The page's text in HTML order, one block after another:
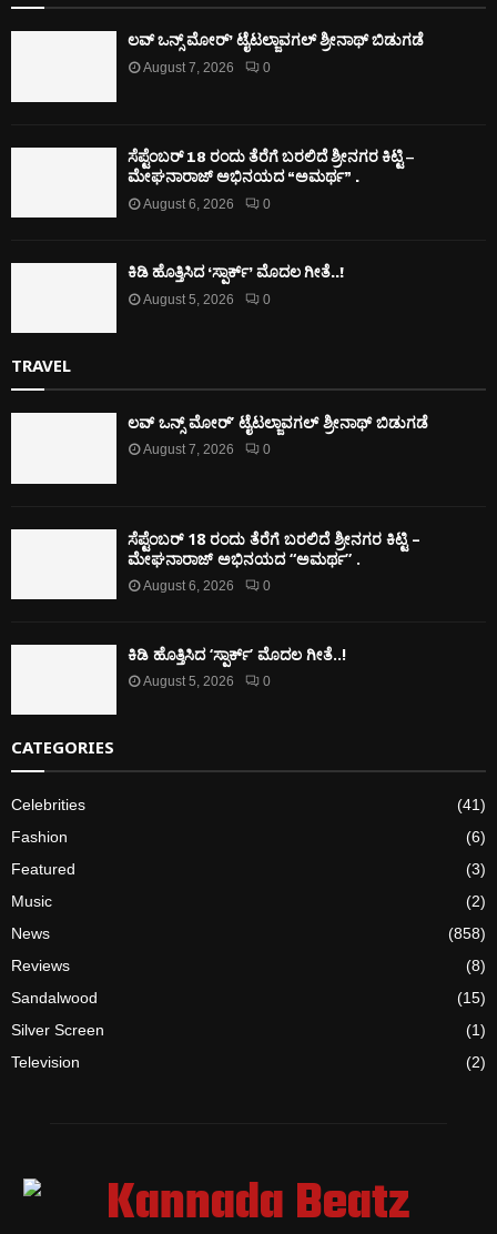
ಲವ್ ಒನ್ಸ್ ಮೋರ್’ ಟೈಟಲ್ಜಾವಗಲ್ ಶ್ರೀನಾಥ್ ಬಿಡುಗಡೆ
August 7, 2026 0
ಸೆಪ್ಟೆಂಬರ್ 18 ರಂದು ತೆರೆಗೆ ಬರಲಿದೆ ಶ್ರೀನಗರ ಕಿಟ್ಟಿ –
ಮೇಘನಾರಾಜ್ ಅಭಿನಯದ “ಅಮರ್ಥ” .
August 6, 2026 0
ಕಿಡಿ‌‌ ಹೊತ್ತಿಸಿದ ‘ಸ್ಪಾರ್ಕ್’ ಮೊದಲ‌ ಗೀತೆ..!
August 5, 2026 0
TRAVEL
ಲವ್ ಒನ್ಸ್ ಮೋರ್’ ಟೈಟಲ್ಜಾವಗಲ್ ಶ್ರೀನಾಥ್ ಬಿಡುಗಡೆ
August 7, 2026 0
ಸೆಪ್ಟೆಂಬರ್ 18 ರಂದು ತೆರೆಗೆ ಬರಲಿದೆ ಶ್ರೀನಗರ ಕಿಟ್ಟಿ –
ಮೇಘನಾರಾಜ್ ಅಭಿನಯದ “ಅಮರ್ಥ” .
August 6, 2026 0
ಕಿಡಿ‌‌ ಹೊತ್ತಿಸಿದ ‘ಸ್ಪಾರ್ಕ್’ ಮೊದಲ‌ ಗೀತೆ..!
August 5, 2026 0
CATEGORIES
Celebrities
(41)
Fashion
(6)
Featured
(3)
Music
(2)
News
(858)
Reviews
(8)
Sandalwood
(15)
Silver Screen
(1)
Television
(2)